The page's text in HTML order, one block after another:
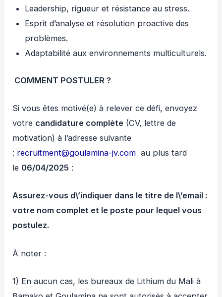
Leadership, rigueur et résistance au stress.
Esprit d’analyse et résolution proactive des
problèmes.
Adaptabilité aux environnements multiculturels.
COMMENT POSTULER ?
Si vous êtes motivé(e) à relever ce défi, envoyez
votre candidature complète (CV, lettre de
motivation) à l’adresse suivante
: recruitment@goulamina-jv.com au plus tard
le 06/04/2025 :
Assurez-vous d\’indiquer dans le titre de l\’email :
votre nom complet et le poste pour lequel vous
postulez.
À noter :
1) En aucun cas, les bureaux de Lithium du Mali à